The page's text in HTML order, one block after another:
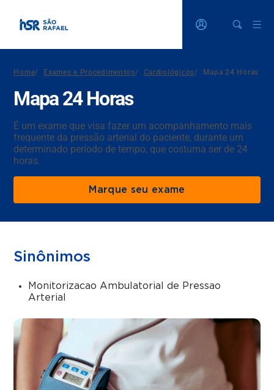
Home/ Exames e Procedimentos/ Cardiológicos/ Mapa 24 Horas
Mapa 24 Horas
É um exame que visa fazer um acompanhamento mais
frequente da pressão arterial do paciente, durante um
determinado período de tempo, que costuma ser de 24
horas.
Marque seu exame
Sinônimos
Monitorizacao Ambulatorial de Pressao
Arterial